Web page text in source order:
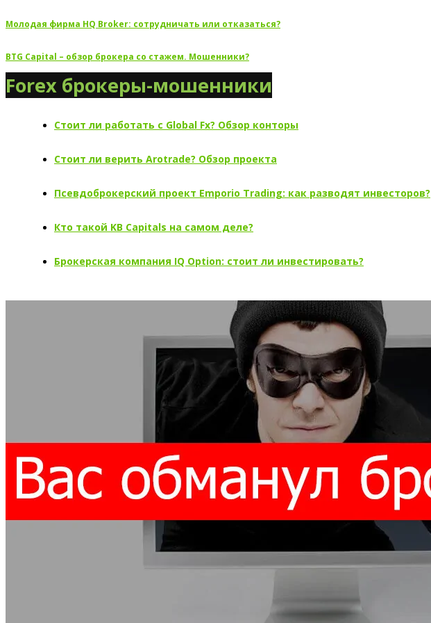
Молодая фирма HQ Broker: сотрудничать или отказаться?
BTG Capital – обзор брокера со стажем. Мошенники?
Forex брокеры-мошенники
Стоит ли работать с Global Fx? Обзор конторы
Стоит ли верить Arotrade? Обзор проекта
Псевдоброкерский проект Emporio Trading: как разводят инвесторов?
Кто такой KB Capitals на самом деле?
Брокерская компания IQ Option: стоит ли инвестировать?